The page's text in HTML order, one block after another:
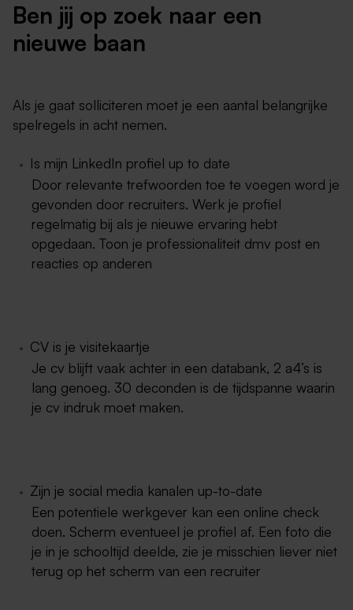
Ben jij op zoek naar een
nieuwe baan
Als je gaat solliciteren moet je een aantal belangrijke
spelregels in acht nemen.
Is mijn LinkedIn profiel up to date
Door relevante trefwoorden toe te voegen word je
gevonden door recruiters. Werk je profiel
regelmatig bij als je nieuwe ervaring hebt
opgedaan. Toon je professionaliteit dmv post en
reacties op anderen
CV is je visitekaartje
Je cv blijft vaak achter in een databank, 2 a4’s is
lang genoeg. 30 deconden is de tijdspanne waarin
je cv indruk moet maken.
Zijn je social media kanalen up-to-date
Een potentiele werkgever kan een online check
doen. Scherm eventueel je profiel af. Een foto die
je in je schooltijd deelde, zie je misschien liever niet
terug op het scherm van een recruiter